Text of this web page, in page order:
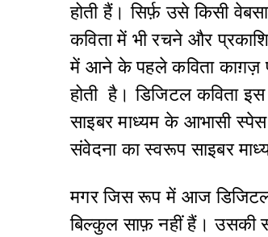
होती हैं। सिर्फ़ उसे किसी
कविता में भी रचने और
में आने के पहले कविता काग़ज़
होती है। डिजिटल कविता
साइबर माध्यम के आभासी
संवेदना का स्वरूप साइबर
मगर जिस रूप में आज
बिल्कुल साफ़ नहीं हैं। उसकी